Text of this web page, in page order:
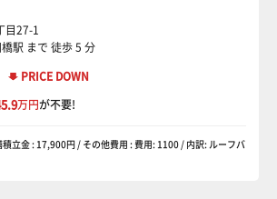
目27-1
駅 まで 徒歩 5 分
PRICE DOWN
万円が不要!
立金 : 17,900円 / その他費用 : 費用: 1100 / 内訳: ルーフバ